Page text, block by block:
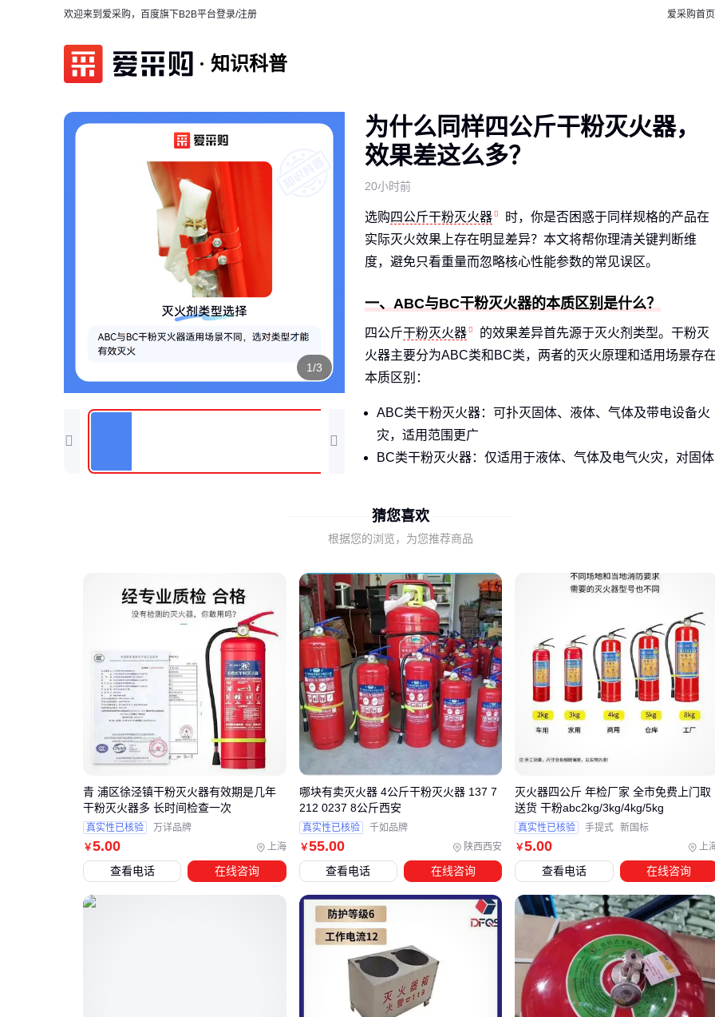
欢迎来到爱采购，百度旗下B2B平台登录/注册 爱采购首页
知识科普
1/3
为什么同样四公斤干粉灭火器，
效果差这么多？
20小时前
选购四公斤干粉灭火器
时，你是否困惑于同样规格的产品在
实际灭火效果上存在明显差异？本文将帮你理清关键判断维
度，避免只看重量而忽略核心性能参数的常见误区。
一、ABC与BC干粉灭火器的本质区别是什么？
四公斤干粉灭火器
的效果差异首先源于灭火剂类型。干粉灭
火器主要分为ABC类和BC类，两者的灭火原理和适用场景存
本质区别：
ABC类干粉灭火器：可扑灭固体、液体、气体及带电设备火
灾，适用范围更广
BC类干粉灭火器：仅适用于液体、气体及电气火灾，对固体
四公斤规格作为中小型灭火器的常见配置，更需要根据实际使
用场景选择匹配的干粉类型。
二、为什么同样重量的灭火器喷射效果差异明显？
灭火器的实际效果不仅取决于干粉重量，更与喷射系统的设计
密切相关。悬挂式4kg干粉灭火器
与手提式产品的核心差异
现在：
覆盖范围：悬挂式通过高位安装实现立体覆盖，适合空间较
高的场所
启动方式：温控自动启动的悬挂式更适合无人值守环境
操作便利性：手提式需要人工操作，但可精准控制喷射方向
选择时需评估使用场景的人员活动特征和空间结构，而非简单
比较价格或重量参数。
三、手提式还是悬挂式？四公斤干粉灭火器的形态选择
关键
四公斤干粉灭火器的产品形态差异直接影响使用场景适配性。
常见的手提式设计适合需要快速移动灭火的场景，例如车间突
发火情或车辆自燃；而悬挂式则更适合固定区域的全天候防
护，如配电房或仓库。
关键判断依据在于操作响应速度和覆盖范围：
猜您喜欢
根据您的浏览，为您推荐商品
￥5.00 上海
青 浦区徐泾镇干粉灭火器有效期是几年
干粉灭火器多 长时间检查一次
真实性已核验 万详品牌
查看电话 在线咨询
￥55.00 陕西西安
哪块有卖灭火器 4公斤干粉灭火器 137 7
212 0237 8公斤西安
真实性已核验 千如品牌
查看电话 在线咨询
￥5.00 上
灭火器四公斤 年检厂家 全市免费上门取
送货 干粉abc2kg/3kg/4kg/5kg
真实性已核验 手提式 新国标
查看电话 在线咨询